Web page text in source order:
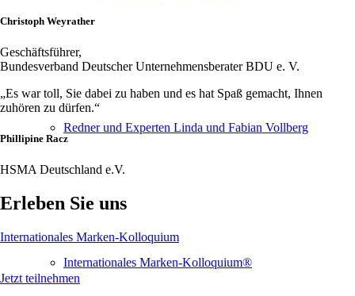
Redner und Experten Linda und Fabian Vollberg
Internationales Marken-Kolloquium®
Christoph Weyrather
Geschäftsführer,
Bundesverband Deutscher Unternehmensberater BDU e. V.
„Es war toll, Sie dabei zu haben und es hat Spaß gemacht, Ihnen
zuhören zu dürfen.“
Phillipine Racz
HSMA Deutschland e.V.
Erleben Sie uns
Internationales Marken-Kolloquium
Jetzt teilnehmen